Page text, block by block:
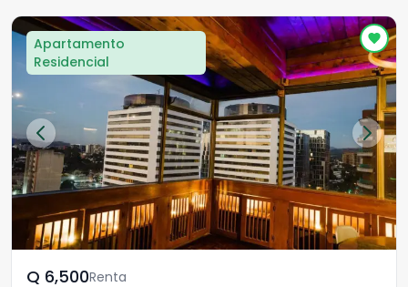
Apartamento
Residencial
Q	6,500Renta